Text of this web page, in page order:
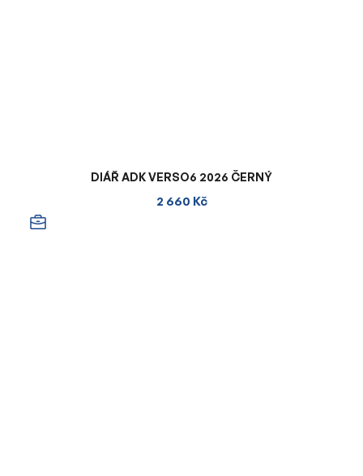
DIÁŘ ADK VERSO6 2026 ČERNÝ
2 660 Kč